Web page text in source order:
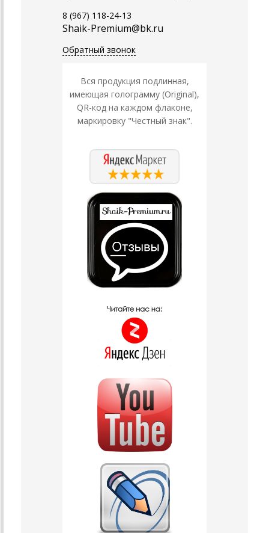
8 (967) 118-24-13
Shaik-Premium@bk.ru
Обратный звонок
Вся продукция подлинная,
имеющая голограмму (Original),
QR-код на каждом флаконе,
маркировку "Честный знак".